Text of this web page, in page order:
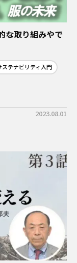
な取り組みやで
ステナビリティ入門
2023.08.01